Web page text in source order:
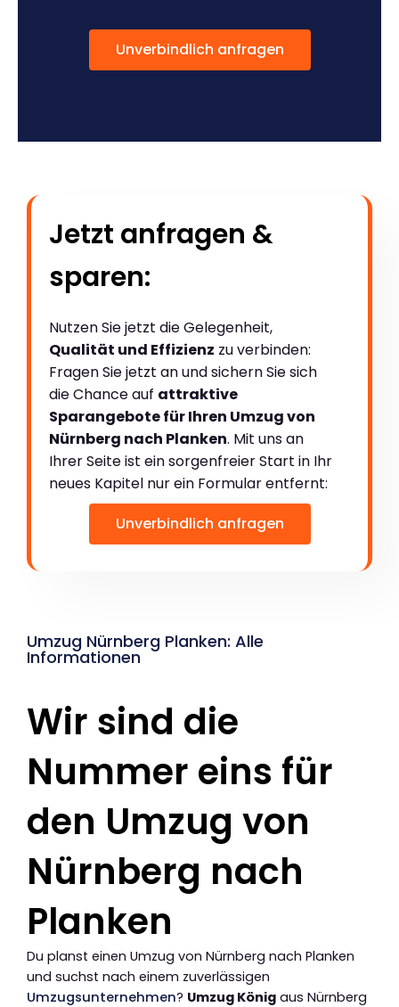
Unverbindlich anfragen
Jetzt anfragen &
sparen:
Nutzen Sie jetzt die Gelegenheit,
Qualität und Effizienz zu verbinden:
Fragen Sie jetzt an und sichern Sie sich
die Chance auf attraktive
Sparangebote für Ihren Umzug von
Nürnberg nach Planken. Mit uns an
Ihrer Seite ist ein sorgenfreier Start in Ihr
neues Kapitel nur ein Formular entfernt:
Unverbindlich anfragen
Umzug Nürnberg Planken: Alle
Informationen
Wir sind die
Nummer eins für
den Umzug von
Nürnberg nach
Planken
Du planst einen Umzug von Nürnberg nach Planken
und suchst nach einem zuverlässigen
Umzugsunternehmen? Umzug König aus Nürnberg